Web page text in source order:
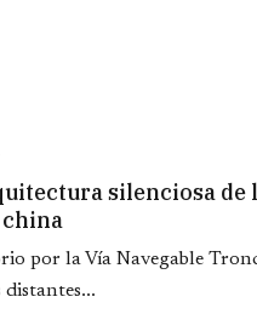
silenciosa de
por la Vía Navegable
distantes...